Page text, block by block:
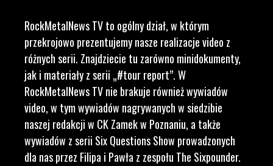
RockMetalNews TV to ogólny dział, w którym
przekrojowo prezentujemy nasze realizacje video z
różnych serii. Znajdziecie tu zarówno minidokumenty,
jak i materiały z serii „#tour report”. W
RockMetalNews TV nie brakuje również wywiadów
video, w tym wywiadów nagrywanych w siedzibie
naszej redakcji w CK Zamek w Poznaniu, a także
wywiadów z serii Six Questions Show prowadzonych
dla nas przez Filipa i Pawła z zespołu The Sixpounder.